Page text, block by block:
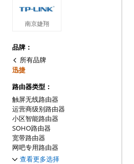
南京婕翔
品牌：
所有品牌
迅捷
路由器类型：
触屏无线路由器
运营商级别路由器
小区智能路由器
SOHO路由器
宽带路由器
网吧专用路由器
企业级路由器
查看更多选择